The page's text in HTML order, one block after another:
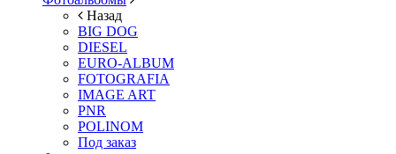
Назад
BIG DOG
DIESEL
EURO-ALBUM
FOTOGRAFIA
IMAGE ART
PNR
POLINOM
Под заказ